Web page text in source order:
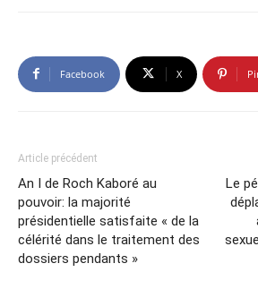
Facebook X
Article précédent
An I de Roch Kaboré au
pouvoir: la majorité
présidentielle satisfaite « de la
célérité dans le traitement des
dossiers pendants »
Le